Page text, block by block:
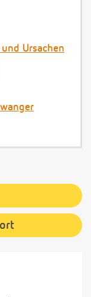
Ursachen